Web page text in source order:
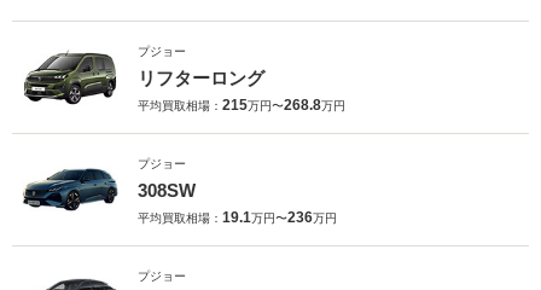
プジョー
リフターロング
平均買取相場： 215万円〜268.8万円
プジョー
308SW
平均買取相場： 19.1万円〜236万円
プジョー